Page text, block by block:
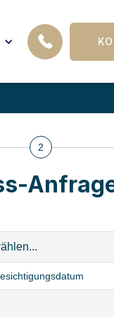
2
12
FACHKRÄFTE